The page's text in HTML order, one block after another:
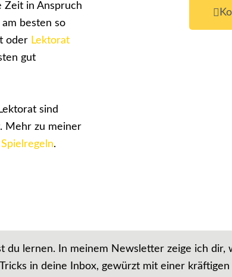
Zeit in Anspruch
besten so
oder Lektorat
gut
sind
Mehr zu meiner
Spielregeln.
du lernen. In meinem Newsletter zeige ich dir,
in deine Inbox, gewürzt mit einer